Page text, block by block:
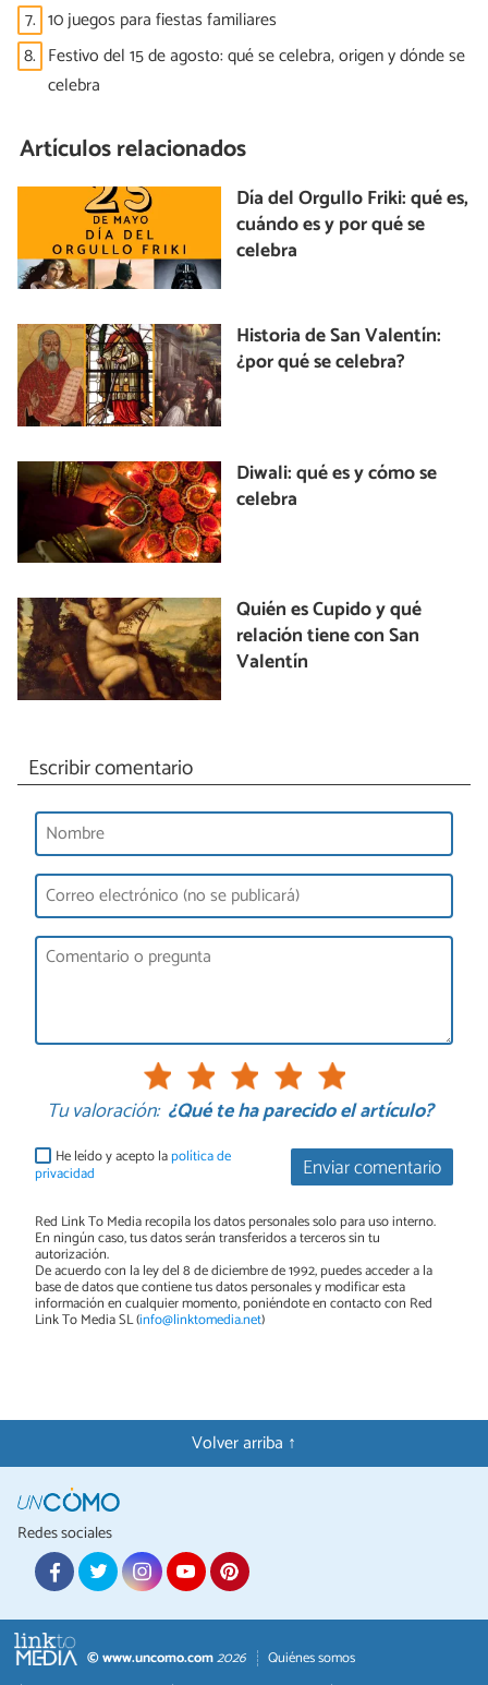
7. 10 juegos para fiestas familiares
8. Festivo del 15 de agosto: qué se celebra, origen y dónde se
celebra
Artículos relacionados
Día del Orgullo Friki: qué es,
cuándo es y por qué se
celebra
Historia de San Valentín:
¿por qué se celebra?
Diwali: qué es y cómo se
celebra
Quién es Cupido y qué
relación tiene con San
Valentín
Escribir comentario
Tu valoración: ¿Qué te ha parecido el artículo?
Enviar comentario
He leído y acepto lapolítica de
privacidad
Red Link To Media recopila los datos personales solo para uso interno.
En ningún caso, tus datos serán transferidos a terceros sin tu
autorización.
De acuerdo con la ley del 8 de diciembre de 1992, puedes acceder a la
base de datos que contiene tus datos personales y modificar esta
información en cualquier momento, poniéndote en contacto con Red
Link To Media SL (info@linktomedia.net)
Volver arriba ↑
Redes sociales
© www.uncomo.com2026
Quiénes somos